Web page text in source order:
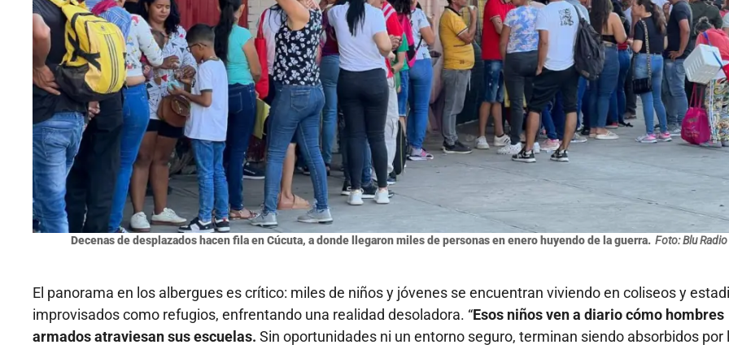
Decenas de desplazados hacen fila en Cúcuta, a donde llegaron miles de personas en enero huyendo de la guerra. Foto: Blu Radio
El panorama en los albergues es crítico: miles de niños y jóvenes se encuentran viviendo en coliseos y
improvisados como refugios, enfrentando una realidad desoladora. “Esos niños ven a diario cómo hombres
armados atraviesan sus escuelas. Sin oportunidades ni un entorno seguro, terminan siendo absorbidos por